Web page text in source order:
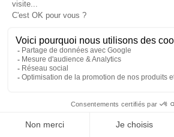
FAQ
Glossaire
Réglementation
Suivez-nous sur les réseaux sociaux :